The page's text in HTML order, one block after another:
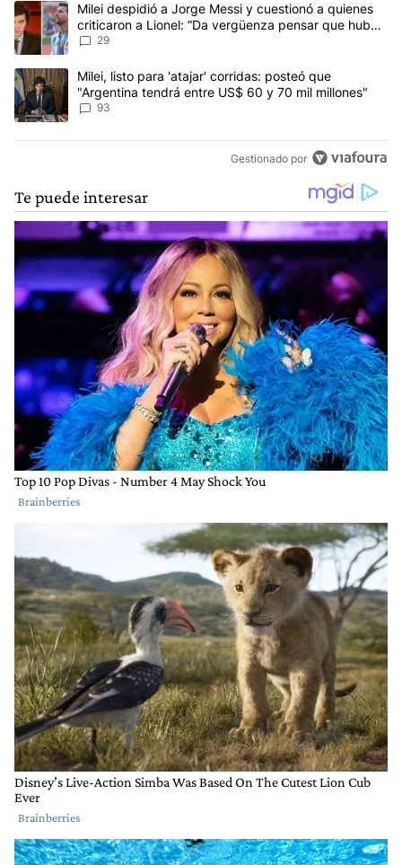
Un artículo de tendencia con el título "Milei despidió a Jorge
Milei despidió a Jorge Messi y cuestionó a quienes
criticaron a Lionel: “Da vergüenza pensar que hubo
anti-Messi”
29
Un artículo de tendencia con el título "Milei, listo para 'atajar'
Milei, listo para 'atajar' corridas: posteó que
"Argentina tendrá entre US$ 60 y 70 mil millones"
93
Gestionado por